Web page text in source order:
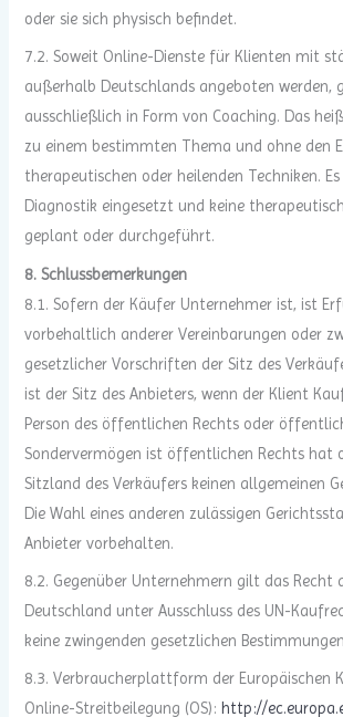
oder sie sich physisch befindet.
7.2. Soweit Online-Dienste für Klienten mit
außerhalb Deutschlands angeboten werden,
ausschließlich in Form von Coaching. Das
zu einem bestimmten Thema und ohne den
therapeutischen oder heilenden Techniken.
Diagnostik eingesetzt und keine
geplant oder durchgeführt.
8. Schlussbemerkungen
8.1. Sofern der Käufer Unternehmer ist, ist
vorbehaltlich anderer Vereinbarungen oder
gesetzlicher Vorschriften der Sitz des
ist der Sitz des Anbieters, wenn der Klient
Person des öffentlichen Rechts oder
Sondervermögen ist öffentlichen Rechts hat
Sitzland des Verkäufers keinen allgemeinen
Die Wahl eines anderen zulässigen
Anbieter vorbehalten.
8.2. Gegenüber Unternehmern gilt das Recht
Deutschland unter Ausschluss des UN-
keine zwingenden gesetzlichen
8.3. Verbraucherplattform der Europäischen
Online-Streitbeilegung (OS): http://